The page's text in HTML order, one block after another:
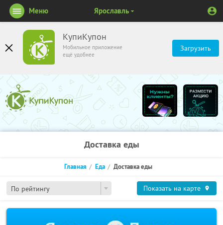
КупиКупон
Мобильное приложение
ещё удобнее
Загрузить
Меню Ярославль
Доставка еды
По рейтингу
Главная Еда Доставка еды
Показать на карте